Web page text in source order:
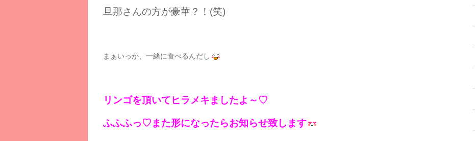
旦那さんの方が豪華？！(笑)
まぁいっか、一緒に食べるんだし
リンゴを頂いてヒラメキましたよ～♡
ふふふっ♡また形になったらお知らせ致します